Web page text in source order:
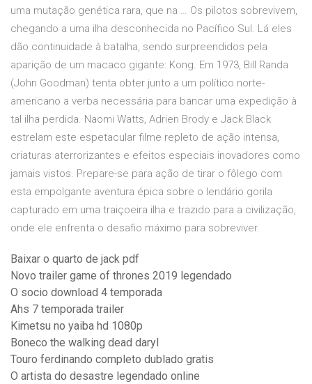
uma mutação genética rara, que na … Os pilotos sobrevivem,
chegando a uma ilha desconhecida no Pacífico Sul. Lá eles
dão continuidade à batalha, sendo surpreendidos pela
aparição de um macaco gigante: Kong. Em 1973, Bill Randa
(John Goodman) tenta obter junto a um político norte-
americano a verba necessária para bancar uma expedição à
tal ilha perdida. Naomi Watts, Adrien Brody e Jack Black
estrelam este espetacular filme repleto de ação intensa,
criaturas aterrorizantes e efeitos especiais inovadores como
jamais vistos. Prepare-se para ação de tirar o fôlego com
esta empolgante aventura épica sobre o lendário gorila
capturado em uma traiçoeira ilha e trazido para a civilização,
onde ele enfrenta o desafio máximo para sobreviver.
Baixar o quarto de jack pdf
Novo trailer game of thrones 2019 legendado
O socio download 4 temporada
Ahs 7 temporada trailer
Kimetsu no yaiba hd 1080p
Boneco the walking dead daryl
Touro ferdinando completo dublado gratis
O artista do desastre legendado online